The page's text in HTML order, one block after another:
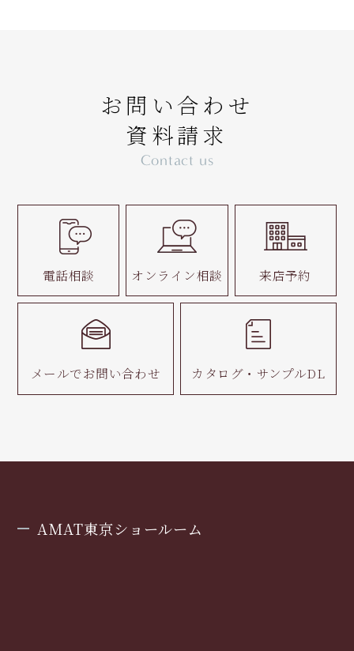
お問い合わせ
資料請求
Contact us
電話相談 オンライン相談 来店予約
メールでお問い合わせ カタログ・ サンプルDL
AMAT東京ショールーム